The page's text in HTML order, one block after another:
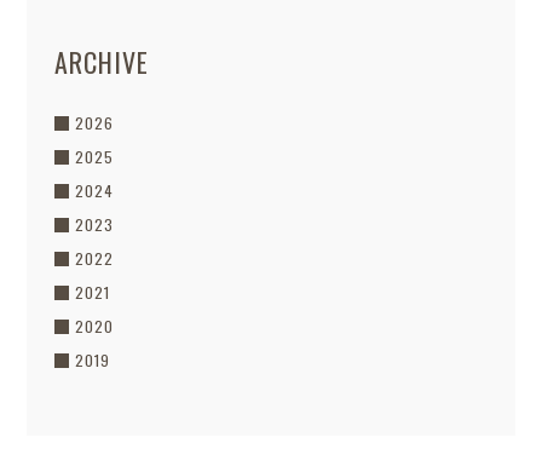
ARCHIVE
2026
2025
2024
2023
2022
2021
2020
2019